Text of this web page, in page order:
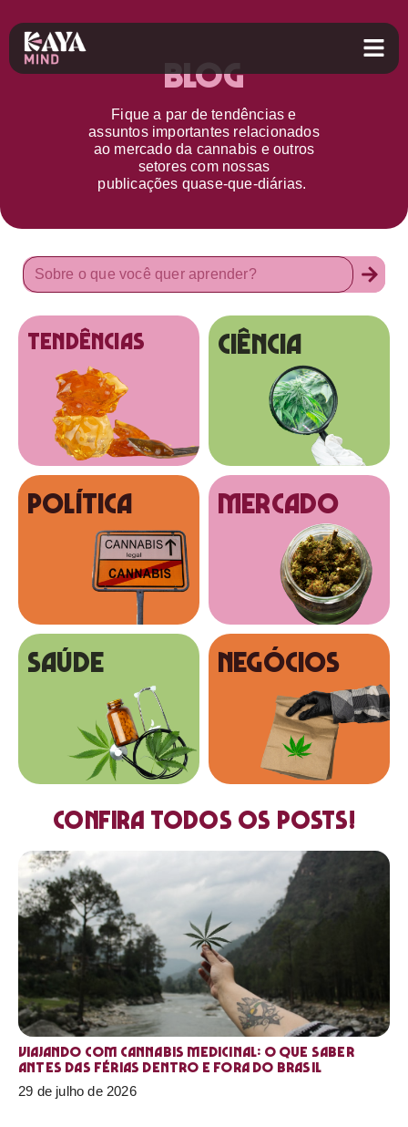
Blog
Fique a par detendências e
assuntos importantes relacionados
ao mercado da cannabis e outros
setorescom nossas
publicações quase-que-diárias.
tendências Ciência
Política MERCADO
SAÚDE NEGÓCIOS
Confira todos os posts!
Viajando com cannabis medicinal: o que saber
antes das férias dentro e fora do Brasil
29 de julho de 2026